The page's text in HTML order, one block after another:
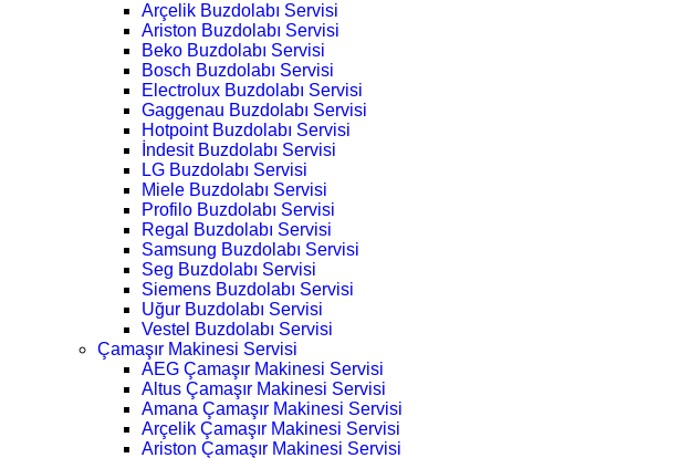
Arçelik Buzdolabı Servisi
Ariston Buzdolabı Servisi
Beko Buzdolabı Servisi
Bosch Buzdolabı Servisi
Electrolux Buzdolabı Servisi
Gaggenau Buzdolabı Servisi
Hotpoint Buzdolabı Servisi
İndesit Buzdolabı Servisi
LG Buzdolabı Servisi
Miele Buzdolabı Servisi
Profilo Buzdolabı Servisi
Regal Buzdolabı Servisi
Samsung Buzdolabı Servisi
Seg Buzdolabı Servisi
Siemens Buzdolabı Servisi
Uğur Buzdolabı Servisi
Vestel Buzdolabı Servisi
Çamaşır Makinesi Servisi
AEG Çamaşır Makinesi Servisi
Altus Çamaşır Makinesi Servisi
Amana Çamaşır Makinesi Servisi
Arçelik Çamaşır Makinesi Servisi
Ariston Çamaşır Makinesi Servisi